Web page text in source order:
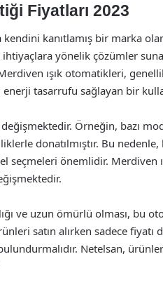
Fiyatları 2023
kanıtlamış bir marka
yönelik çözümler
ışık otomatikleri,
tasarrufu sağlayan bir
Örneğin, bazı
donatılmıştır. Bu nedenle,
seçmeleri önemlidir. Merdiven
ve uzun ömürlü olması, bu
satın alırken sadece fiyatı
Netelsan,